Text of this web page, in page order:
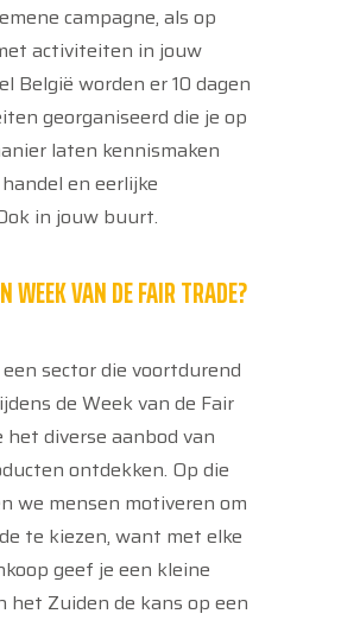
campagne, als op
activiteiten in jouw
België worden er 10 dagen
georganiseerd die je op
laten kennismaken
en eerlijke
in jouw buurt.
WEEK VAN DE FAIR TRADE?
sector die voortdurend
de Week van de Fair
het diverse aanbod van
ontdekken. Op die
we mensen motiveren om
te kiezen, want met elke
geef je een kleine
het Zuiden de kans op een